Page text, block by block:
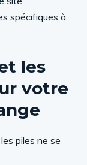
spécifiques à
les
votre
piles ne se